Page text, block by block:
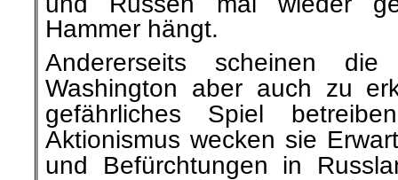
Hammer hängt.
Andererseits scheinen die
Washington aber auch zu
gefährliches Spiel
Aktionismus wecken sie
und Befürchtungen in